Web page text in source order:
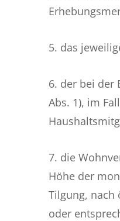
5. das
6. der bei der
Abs. 1), im
7. die
Höhe der
Tilgung, nach
oder